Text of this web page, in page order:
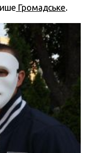
Громадське.